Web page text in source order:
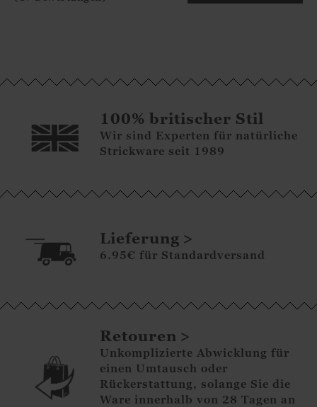
100% britischer Stil
Wir sind Experten für natürliche
Strickware seit 1989
Lieferung
6.95€ für Standardversand
Retouren
Unkomplizierte Abwicklung für
einen Umtausch oder
Rückerstattung, solange Sie die
Ware innerhalb von 28 Tagen an